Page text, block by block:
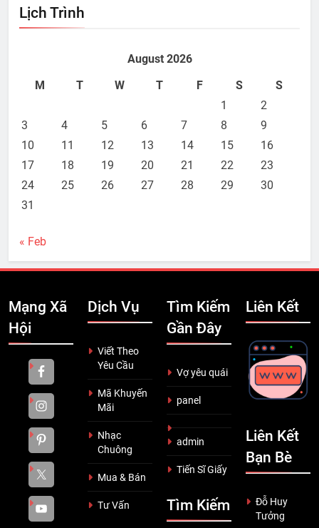
Lịch Trình
August 2026
M
T W T F S
S
1
2
3
4 5 6 7 8
9
10
11 12 13 14 15
16
17
18 19 20 21 22
23
24
25 26 27 28 29
30
31
« Feb
Mạng Xã
Hội
Dịch Vụ
Viết Theo
Yêu Cầu
Mã Khuyến
Mãi
Nhạc
Chuông
Mua & Bán
Tư Vấn
Tìm Kiếm
Gần Đây
Vợ yêu quái
panel
admin
Tiến Sĩ Giấy
Tìm Kiếm
Liên Kết
Liên Kết
Bạn Bè
Đỗ Huy
Tưởng